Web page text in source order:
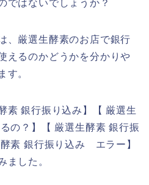
ではないでしょうか？
、厳選生酵素のお店で銀行
えるのかどうかを分かりや
す。
素 銀行振り込み】【 厳選生
の？】【 厳選生酵素 銀行振
素 銀行振り込み エラー】
ました。